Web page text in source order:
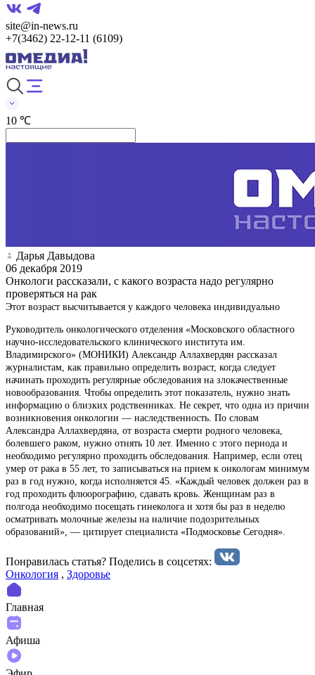
site@in-news.ru
+7(3462) 22-12-11 (6109)
10 ℃
Дарья Давыдова
06 декабря 2019
Онкологи рассказали, с какого возраста надо регулярно
проверяться на рак
Этот возраст высчитывается у каждого человека индивидуально
Руководитель онкологического отделения «Московского областного
научно-исследовательского клинического института им.
Владимирского» (МОНИКИ) Александр Аллахвердян рассказал
журналистам, как правильно определить возраст, когда следует
начинать проходить регулярные обследования на злокачественные
новообразования. Чтобы определить этот показатель, нужно знать
информацию о близких родственниках. Не секрет, что одна из причин
возникновения онкологии — наследственность. По словам
Александра Аллахвердяна, от возраста смерти родного человека,
болевшего раком, нужно отнять 10 лет. Именно с этого периода и
необходимо регулярно проходить обследования. Например, если отец
умер от рака в 55 лет, то записываться на прием к онкологам минимум
раз в год нужно, когда исполняется 45. «Каждый человек должен раз в
год проходить флюорографию, сдавать кровь. Женщинам раз в
полгода необходимо посещать гинеколога и хотя бы раз в неделю
осматривать молочные железы на наличие подозрительных
образований», — цитирует специалиста «Подмосковье Сегодня».
Понравилась статья? Поделиcь в соцсетях:
Онкология , Здоровье
Главная
Афиша